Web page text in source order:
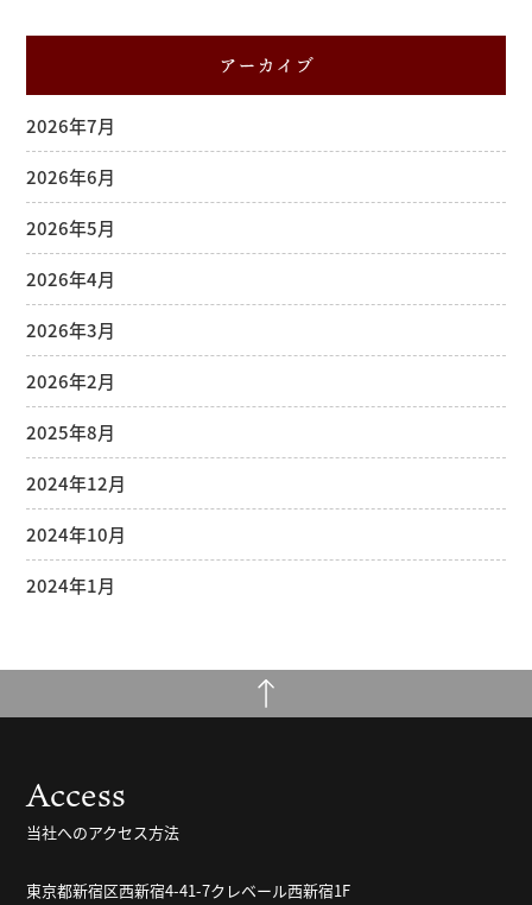
アーカイブ
2026年7月
2026年6月
2026年5月
2026年4月
2026年3月
2026年2月
2025年8月
2024年12月
2024年10月
2024年1月
Access
当社へのアクセス方法
東京都新宿区西新宿4-41-7クレベール西新宿1F